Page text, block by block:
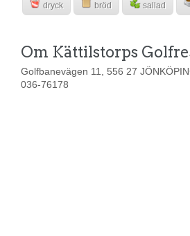
dryck bröd sallad
Om Kättilstorps
Golfbanevägen 11, 556 27
036-76178